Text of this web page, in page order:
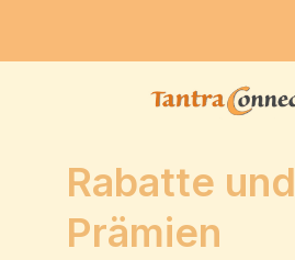
Rabatte und
Prämien